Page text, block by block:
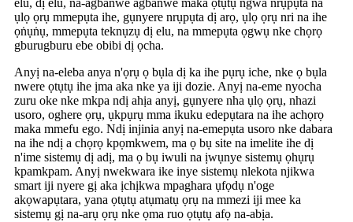
elu, dị elu, na-agbanwe agbanwe maka ọtụtụ ngwa nrụpụta na
ụlọ ọrụ mmepụta ihe, gụnyere nrụpụta dị arọ, ụlọ ọrụ nri na ihe
ọṅụṅụ, mmepụta teknụzụ dị elu, na mmepụta ọgwụ nke chọrọ
gburugburu ebe obibi dị ọcha.
Anyị na-eleba anya n'ọrụ ọ bụla dị ka ihe pụrụ iche, nke ọ bụla
nwere ọtụtụ ihe ịma aka nke ya iji dozie. Anyị na-eme nyocha
zuru oke nke mkpa ndị ahịa anyị, gụnyere nha ụlọ ọrụ, nhazi
usoro, oghere ọrụ, ụkpụrụ mma ikuku edepụtara na ihe achọrọ
maka mmefu ego. Ndị injinia anyị na-emepụta usoro nke dabara
na ihe ndị a chọrọ kpọmkwem, ma ọ bụ site na imelite ihe dị
n'ime sistemụ dị adị, ma ọ bụ iwuli na ịwụnye sistemụ ọhụrụ
kpamkpam. Anyị nwekwara ike inye sistemụ nlekota njikwa
smart iji nyere gị aka ịchịkwa mpaghara ụfọdụ n'oge
akọwapụtara, yana ọtụtụ atụmatụ ọrụ na mmezi iji mee ka
sistemụ gị na-arụ ọrụ nke ọma ruo ọtụtụ afọ na-abịa.